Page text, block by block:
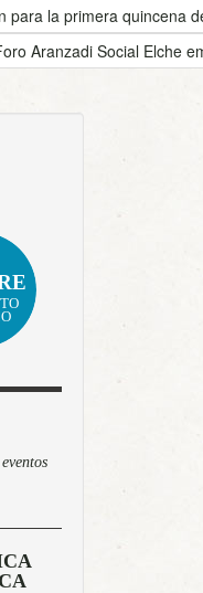
para la primera quincena
Aranzadi Social Elche